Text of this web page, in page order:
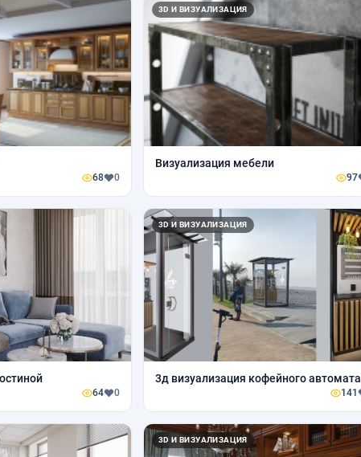
68 0
3D И ВИЗУАЛИЗАЦИЯ
Визуализация мебели
97
64 0
3D И ВИЗУАЛИЗАЦИЯ
3д визуализация кофейного автомата
141
3D И ВИЗУАЛИЗАЦИЯ